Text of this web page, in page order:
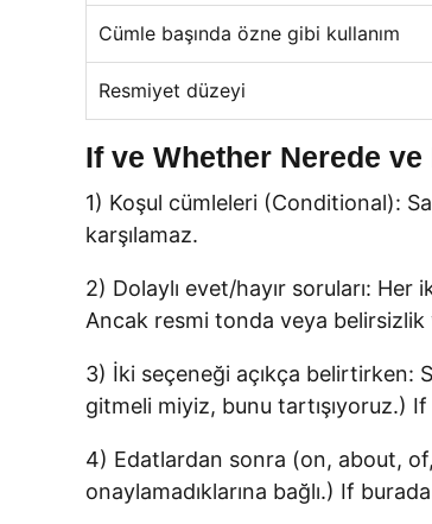
Cümle başında özne gibi kullanım
Resmiyet düzeyi
If ve Whether Nerede ve
1) Koşul cümleleri (Conditional):
karşılamaz.
2) Dolaylı evet/hayır soruları:
Ancak resmi tonda veya
3) İki seçeneği açıkça belirtirken:
gitmeli miyiz, bunu tartışıyoruz.) If
4) Edatlardan sonra (on, about,
onaylamadıklarına bağlı.) If burada